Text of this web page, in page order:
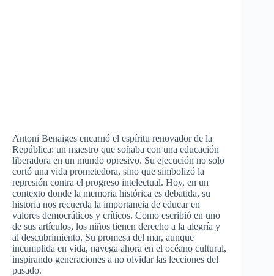
Antoni Benaiges encarnó el espíritu renovador de la
República: un maestro que soñaba con una educación
liberadora en un mundo opresivo. Su ejecución no solo
cortó una vida prometedora, sino que simbolizó la
represión contra el progreso intelectual. Hoy, en un
contexto donde la memoria histórica es debatida, su
historia nos recuerda la importancia de educar en
valores democráticos y críticos. Como escribió en uno
de sus artículos, los niños tienen derecho a la alegría y
al descubrimiento. Su promesa del mar, aunque
incumplida en vida, navega ahora en el océano cultural,
inspirando generaciones a no olvidar las lecciones del
pasado.